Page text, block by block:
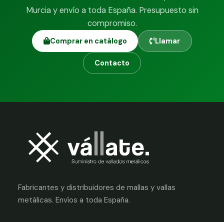
Murcia y envío a toda España. Presupuesto sin
compromiso.
Comprar en catálogo Llamar
Contacto
Fabricantes y distribuidores de mallas y vallas
metálicas. Envíos a toda España.